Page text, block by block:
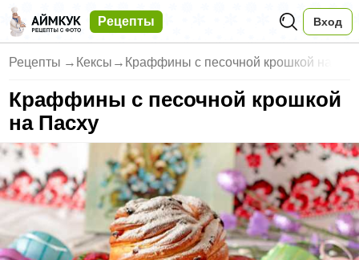
Рецепты Вход
Рецепты → Кексы → Краффины с песочной крошкой на
Краффины с песочной крошкой
на Пасху